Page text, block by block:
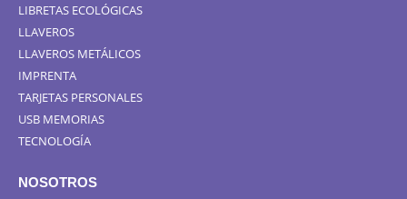
LIBRETAS ECOLÓGICAS
LLAVEROS
LLAVEROS METÁLICOS
IMPRENTA
TARJETAS PERSONALES
USB MEMORIAS
TECNOLOGÍA
NOSOTROS